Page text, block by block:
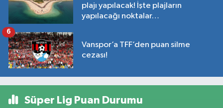
plajı yapılacak! İşte plajların
yapılacağı noktalar…
Vanspor’a TFF’den puan silme
cezası!
6
Süper Lig Puan Durumu